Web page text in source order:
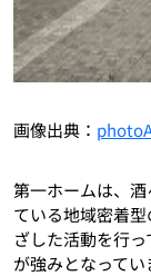
画像出典：
第一ホームは、
ている地域密着
ざした活動を行
が強みとなってい